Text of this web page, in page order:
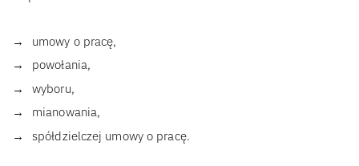
umowy o pracę,
powołania,
wyboru,
mianowania,
spółdzielczej umowy o pracę.